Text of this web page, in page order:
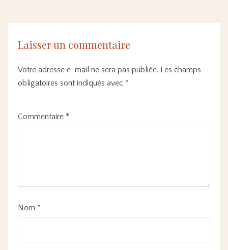
Laisser un commentaire
Votre adresse e-mail ne sera pas publiée. Les champs
obligatoires sont indiqués avec *
Commentaire *
Nom *